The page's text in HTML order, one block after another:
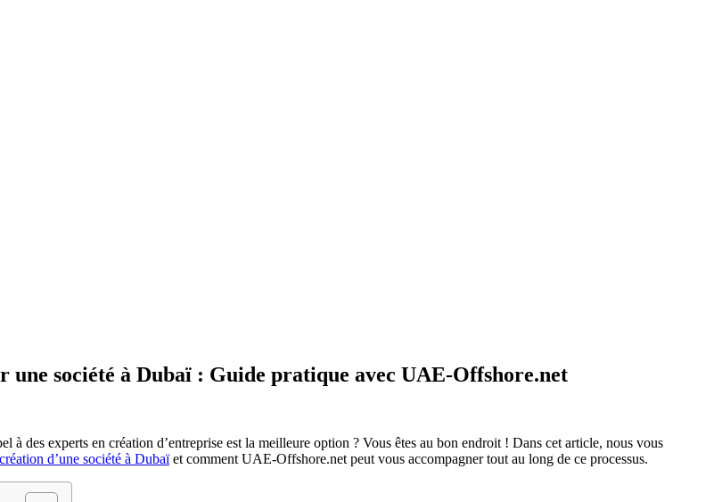
société à Dubaï : Guide pratique avec UAE-Offshore.net
à des experts en création d’entreprise est la meilleure option ? Vous êtes au bon endroit ! Dans cet article, nous vous
création d’une société à Dubaïet comment UAE-Offshore.net peut vous accompagner tout au long de ce processus.